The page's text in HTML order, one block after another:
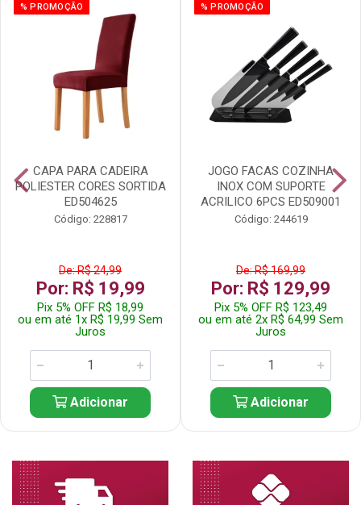
% PROMOÇÃO
CAPA PARA CADEIRA
POLIESTER CORES SORTIDA
ED504625
Código: 228817
De: R$ 24,99
Por: R$ 19,99
Pix 5% OFF R$ 18,99
ou em até 1x R$ 19,99 Sem
Juros
Adicionar
% PROMOÇÃO
JOGO FACAS COZINHA
INOX COM SUPORTE
ACRILICO 6PCS ED509001
Código: 244619
De: R$ 169,99
Por: R$ 129,99
Pix 5% OFF R$ 123,49
ou em até 2x R$ 64,99 Sem
Juros
Adicionar